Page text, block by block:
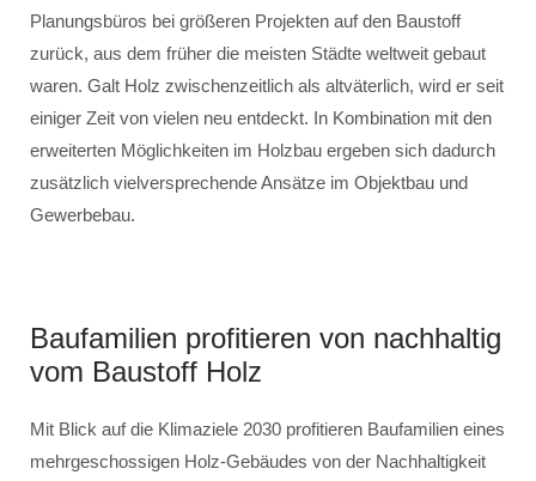
Planungsbüros bei größeren Projekten auf den Baustoff
zurück, aus dem früher die meisten Städte weltweit gebaut
waren. Galt Holz zwischenzeitlich als altväterlich, wird er seit
einiger Zeit von vielen neu entdeckt. In Kombination mit den
erweiterten Möglichkeiten im Holzbau ergeben sich dadurch
zusätzlich vielversprechende Ansätze im Objektbau und
Gewerbebau.
Baufamilien profitieren von nachhaltig
vom Baustoff Holz
Mit Blick auf die Klimaziele 2030 profitieren Baufamilien eines
mehrgeschossigen Holz-Gebäudes von der Nachhaltigkeit